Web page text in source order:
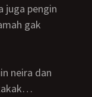
juga pengin
gak